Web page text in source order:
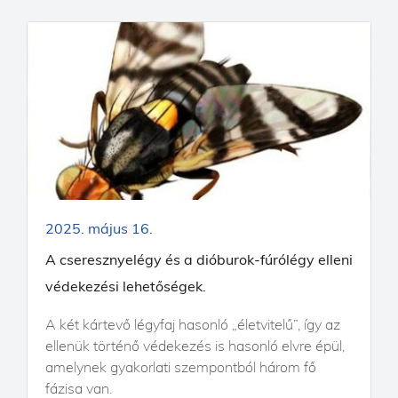
2025. május 16.
A cseresznyelégy és a dióburok-fúrólégy elleni
védekezési lehetőségek.
A két kártevő légyfaj hasonló „életvitelű”, így az
ellenük történő védekezés is hasonló elvre épül,
amelynek gyakorlati szempontból három fő
fázisa van.